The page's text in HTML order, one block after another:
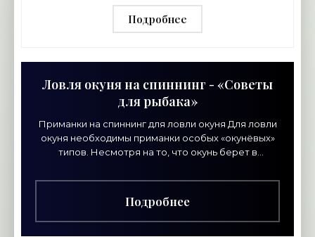
Подробнее
Ловля окуня на спиннинг - «Советы
для рыбака»
Приманки на спиннинг для ловли окуня Для ловли
окуня необходимы приманки особых «окунёвых»
типов. Несмотря на то, что окунь берет в
размеров. По
Подробнее